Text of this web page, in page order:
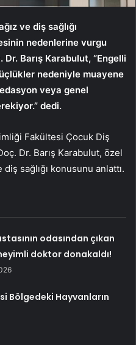
ve diş sağlığı
nedenlerine vurgu
Barış Karabulut, “Engelli
nedeniyle muayene
veya genel
dedi.
Fakültesi Çocuk Diş
Dr. Barış Karabulut, özel
sağlığı konusunu anlattı.
odasından çıkan
doktor donakaldı!
Bölgedeki Hayvanların